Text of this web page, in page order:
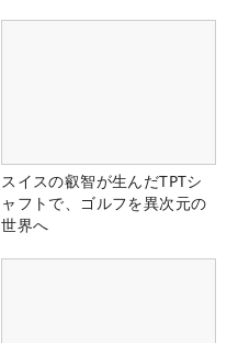
スイスの叡智が生んだTPTシ
ャフトで、ゴルフを異次元の
世界へ